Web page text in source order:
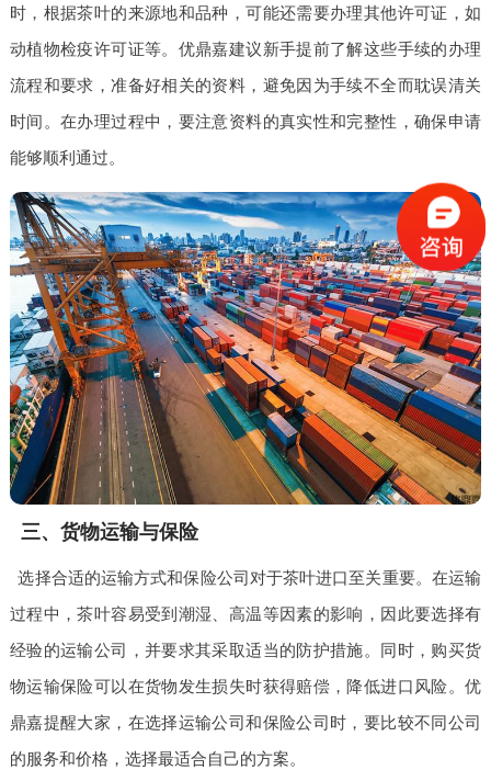
时，根据茶叶的来源地和品种，可能还需要办理其他许可证，如
动植物检疫许可证等。优鼎嘉建议新手提前了解这些手续的办理
流程和要求，准备好相关的资料，避免因为手续不全而耽误清关
时间。在办理过程中，要注意资料的真实性和完整性，确保申请
能够顺利通过。
三、货物运输与保险
选择合适的运输方式和保险公司对于茶叶进口至关重要。在运输
过程中，茶叶容易受到潮湿、高温等因素的影响，因此要选择有
经验的运输公司，并要求其采取适当的防护措施。同时，购买货
物运输保险可以在货物发生损失时获得赔偿，降低进口风险。优
鼎嘉提醒大家，在选择运输公司和保险公司时，要比较不同公司
的服务和价格，选择最适合自己的方案。